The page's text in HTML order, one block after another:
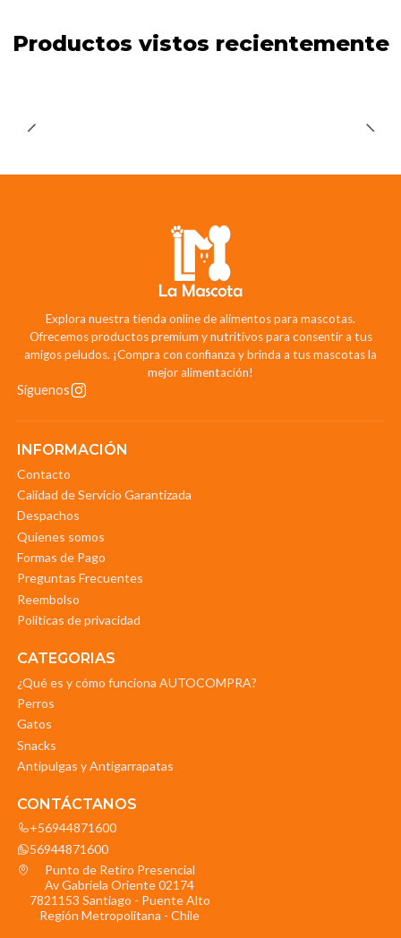
Productos vistos recientemente
Explora nuestra tienda online de alimentos para mascotas.
Ofrecemos productos premium y nutritivos para consentir a tus
amigos peludos. ¡Compra con confianza y brinda a tus mascotas la
mejor alimentación!
Síguenos
INFORMACIÓN
Contacto
Calidad de Servicio Garantizada
Despachos
Quienes somos
Formas de Pago
Preguntas Frecuentes
Reembolso
Politicas de privacidad
CATEGORIAS
¿Qué es y cómo funciona AUTOCOMPRA?
Perros
Gatos
Snacks
Antipulgas y Antigarrapatas
CONTÁCTANOS
+56944871600
56944871600
Punto de Retiro Presencial
Av Gabriela Oriente 02174
7821153 Santiago - Puente Alto
Región Metropolitana - Chile